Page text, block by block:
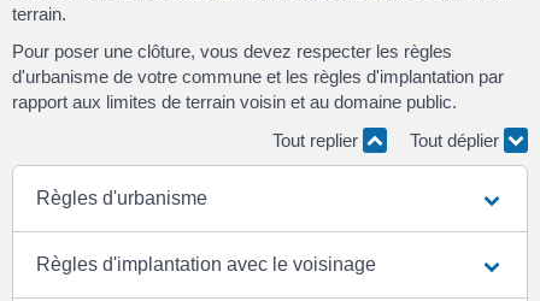
terrain.
Pour poser une clôture, vous devez respecter les règles
d'urbanisme de votre commune et les règles d'implantation par
rapport aux limites de terrain voisin et au domaine public.
Tout replier
Tout déplier
Règles d'urbanisme
Règles d'implantation avec le voisinage